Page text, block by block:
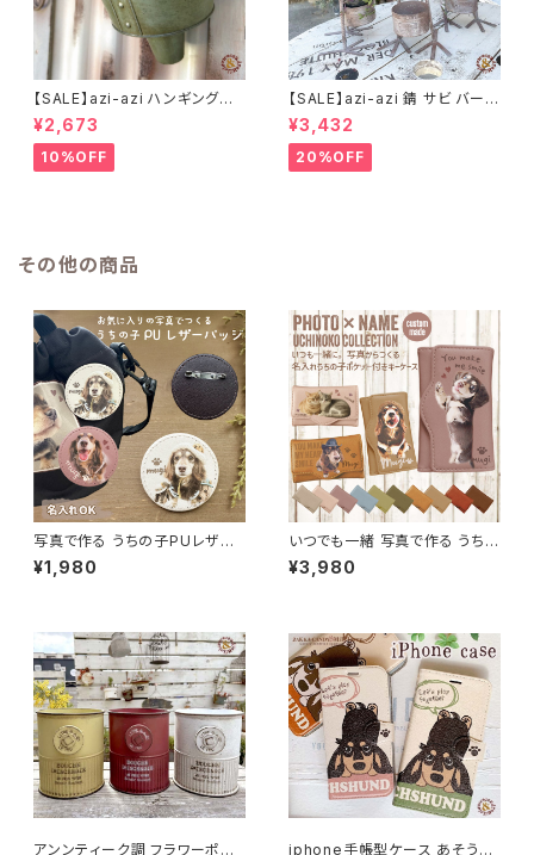
【SALE】azi-azi ハンギングブ
リキ漏斗プランターB
¥2,673
10%OFF
【SALE】azi-azi 錆 サビ バード
メタルプランター
¥3,432
20%OFF
その他の商品
写真で作る うちの子PUレザー
バッジ（名入れ無料）
¥1,980
いつでも一緒 写真で作る うちの
子ポケット付きキーケース
¥3,980
アンンティーク調 フラワーポット
iphone手帳型ケース あそうぼ